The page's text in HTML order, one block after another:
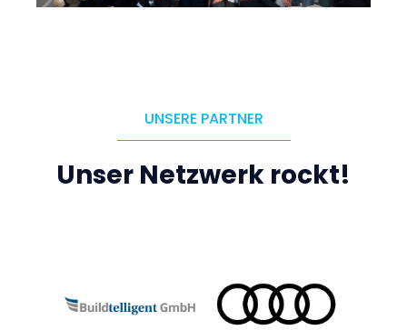
UNSERE PARTNER
Unser Netzwerk rockt!